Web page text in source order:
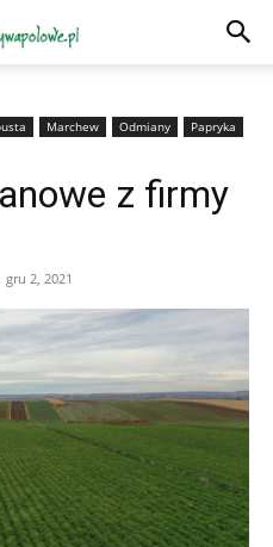
Marchew Odmiany
Papryka
z firmy
gru 2, 2021